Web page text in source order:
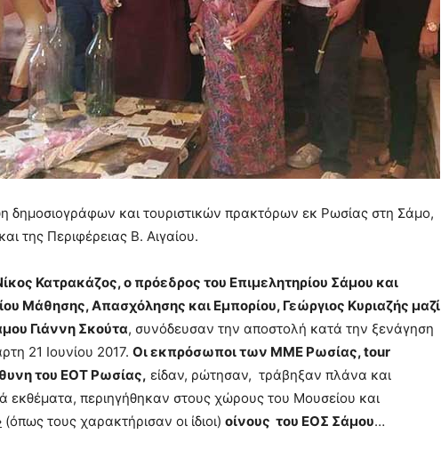
δημοσιογράφων και τουριστικών πρακτόρων εκ Ρωσίας στη Σάμο,
της Περιφέρειας Β. Αιγαίου.
Κατρακάζος, ο πρόεδρος του Επιμελητηρίου Σάμου και
Μάθησης, Απασχόλησης και Εμπορίου, Γεώργιος Κυριαζής μαζί
Γιάννη Σκούτα, συνόδευσαν την αποστολή κατά την ξενάγηση
21 Ιουνίου 2017. Οι εκπρόσωποι των ΜΜΕ Ρωσίας,tour
του ΕΟΤ Ρωσίας, είδαν, ρώτησαν, τράβηξαν πλάνα και
εκθέματα, περιηγήθηκαν στους χώρους του Μουσείου και
(όπως τους χαρακτήρισαν οι ίδιοι) οίνους του ΕΟΣ Σάμου…